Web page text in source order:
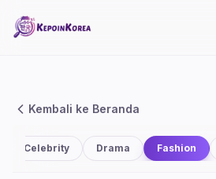
Kembali ke Beranda
Celebrity Drama Fashion